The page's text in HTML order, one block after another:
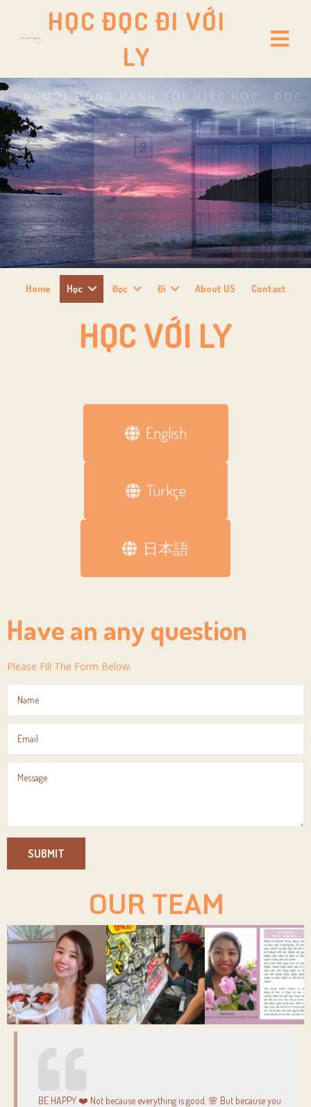
HỌC ĐỌC ĐI VỚI
LY
Home Học Đọc Đi About US Contact
HỌC VỚI LY
English
Türkçe
日本語
Have an any question
Please Fill The Form Below.
SUBMIT
OUR TEAM
BE HAPPY ❤️ Not because everything is good. 🌸 But because you